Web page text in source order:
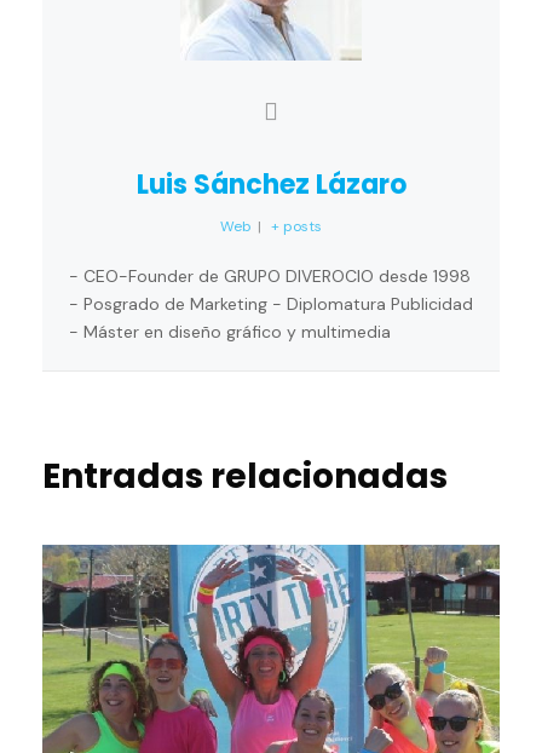
Luis Sánchez Lázaro
Web | + posts
- CEO-Founder de GRUPO DIVEROCIO desde 1998
- Posgrado de Marketing - Diplomatura Publicidad
- Máster en diseño gráfico y multimedia
Entradas relacionadas